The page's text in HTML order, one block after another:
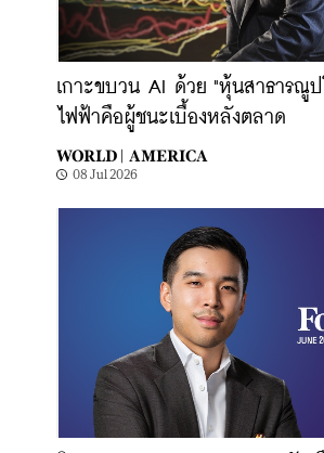
เกาะขบวน AI ด้วย "หุ้นสาธารณู
ไฟฟ้าคือผู้ชนะเบื้องหลังตลาด
WORLD | AMERICA
08 Jul 2026